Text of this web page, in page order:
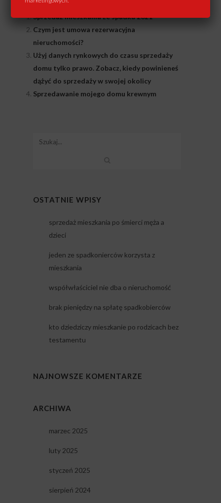
Sprzedaż mieszkania ze spadku 2021
Czym jest umowa rezerwacyjna
nieruchomości?
Użyj danych rynkowych do czasu sprzedaży
domu tylko prawo. Zobacz, kiedy powinieneś
dążyć do sprzedaży w swojej okolicy
Sprzedawanie mojego domu krewnym
OSTATNIE WPISY
sprzedaż mieszkania po śmierci męża a
dzieci
jeden ze spadkonierców korzysta z
mieszkania
współwłaściciel nie dba o nieruchomość
brak pieniędzy na spłatę spadkobierców
kto dziedziczy mieszkanie po rodzicach bez
testamentu
NAJNOWSZE KOMENTARZE
ARCHIWA
marzec 2025
luty 2025
styczeń 2025
sierpień 2024